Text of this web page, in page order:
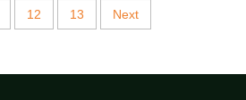
12 13 Next